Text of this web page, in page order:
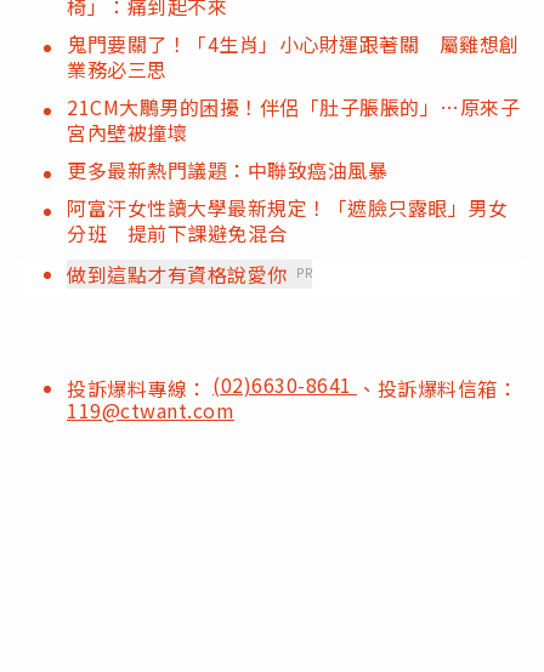
鬼門要關了！「4生肖」小心財運跟著關 屬雞想創
業務必三思
21CM大鵰男的困擾！伴侶「肚子脹脹的」…原來子
宮內壁被撞壞
更多最新熱門議題：中聯致癌油風暴
阿富汗女性讀大學最新規定！「遮臉只露眼」男女
分班 提前下課避免混合
做到這點才有資格說愛你 PR
投訴爆料專線： (02)6630-8641 、投訴爆料信箱：
119@ctwant.com